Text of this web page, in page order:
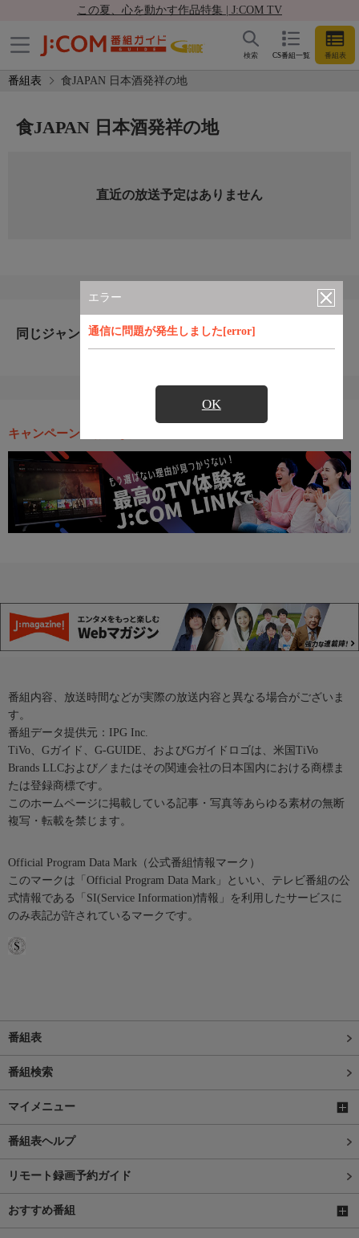
この夏、心を動かす作品特集 | J:COM TV
CS番組一覧 番組表
検索
番組表 食JAPAN 日本酒発祥の地
エラー
通信に問題が発生しました[error]
OK
食JAPAN 日本酒発祥の地
直近の放送予定はありません
同じジャンルのおすすめ番組
キャンペーン・お得な情報
番組内容、放送時間などが実際の放送内容と異なる場合がございま
す。
番組データ提供元：IPG Inc.
TiVo、Gガイド、G-GUIDE、およびGガイドロゴは、米国TiVo
Brands LLCおよび／またはその関連会社の日本国内における商標ま
たは登録商標です。
このホームページに掲載している記事・写真等あらゆる素材の無断
複写・転載を禁じます。
Official Program Data Mark（公式番組情報マーク）
このマークは「Official Program Data Mark」といい、テレビ番組の公
式情報である「SI(Service Information)情報」を利用したサービスに
のみ表記が許されているマークです。
番組表
番組検索
マイメニュー
番組表ヘルプ
リモート録画予約ガイド
おすすめ番組